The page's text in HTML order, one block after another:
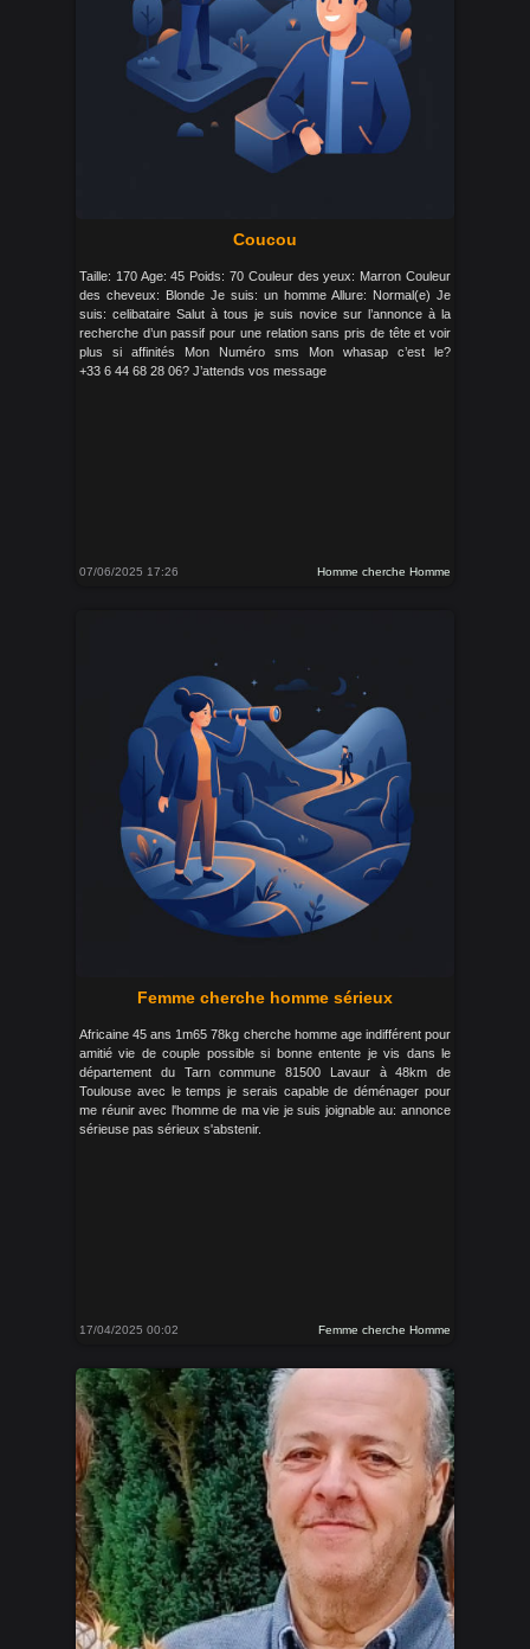
Coucou
Taille: 170 Age: 45 Poids: 70 Couleur des yeux: Marron Couleur
des cheveux: Blonde Je suis: un homme Allure: Normal(e) Je
suis: celibataire Salut à tous je suis novice sur l’annonce à la
recherche d’un passif pour une relation sans pris de tête et voir
plus si affinités Mon Numéro sms Mon whasap c’est le?
+33 6 44 68 28 06? J’attends vos message
07/06/2025 17:26 Homme cherche Homme
Femme cherche homme sérieux
Africaine 45 ans 1m65 78kg cherche homme age indifférent pour
amitié vie de couple possible si bonne entente je vis dans le
département du Tarn commune 81500 Lavaur à 48km de
Toulouse avec le temps je serais capable de déménager pour
me réunir avec l'homme de ma vie je suis joignable au: annonce
sérieuse pas sérieux s'abstenir.
17/04/2025 00:02 Femme cherche Homme